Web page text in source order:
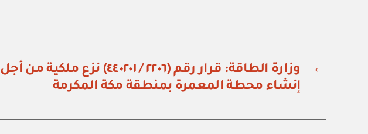
←
وزارة الطاقة: قرار رقم (٢٢٠٦ / ٤٤٠٢٠١) نزع ملكية من أجل
إنشاء محطة المعمرة بمنطقة مكة المكرمة